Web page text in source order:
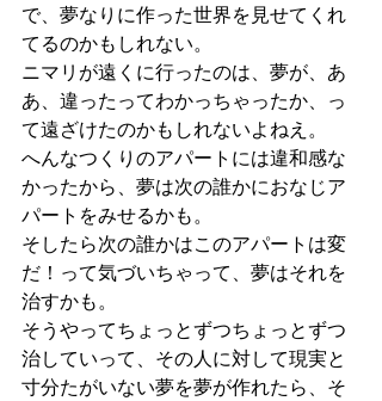
で、夢なりに作った世界を見せてくれ
てるのかもしれない。
ニマリが遠くに行ったのは、夢が、あ
あ、違ったってわかっちゃったか、っ
て遠ざけたのかもしれないよねえ。
へんなつくりのアパートには違和感な
かったから、夢は次の誰かにおなじア
パートをみせるかも。
そしたら次の誰かはこのアパートは変
だ！って気づいちゃって、夢はそれを
治すかも。
そうやってちょっとずつちょっとずつ
治していって、その人に対して現実と
寸分たがいない夢を夢が作れたら、そ